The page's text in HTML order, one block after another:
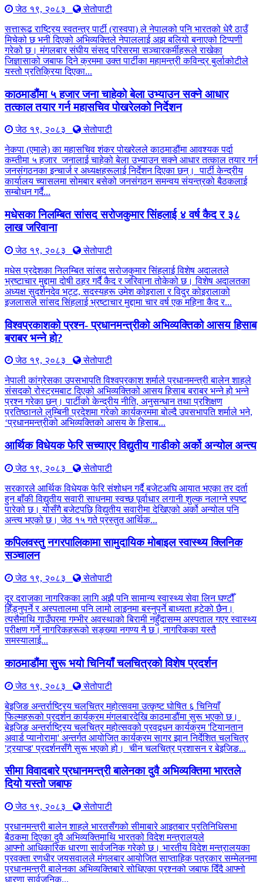
जेठ १९, २०८३
सेतोपाटी
सत्तारूढ राष्ट्रिय स्वतन्त्र पार्टी (रास्वपा) ले नेपालको पनि भारतको धेरै ठाउँ
मिचेको छ भनी दिएको अभिव्यक्तिले नेपाललाई अझ बलियो बनाएको टिप्पणी
गरेको छ। मंगलबार संघीय संसद परिसरमा सञ्चारकर्मीहरूले राखेका
जिज्ञासाको जबाफ दिने क्रममा उक्त पार्टीका महामन्त्री कविन्द्र बुर्लाकोटीले
यस्तो प्रतिक्रिया दिएका...
काठमाडौंमा ५ हजार जना चाहेको बेला उभ्याउन सक्ने आधार
तत्काल तयार गर्न महासचिव पोखरेलको निर्देशन
जेठ १९, २०८३
सेतोपाटी
नेकपा (एमाले) का महासचिव शंकर पोखरेलले काठमाडौंमा आवश्यक पर्दा
कम्तीमा ५ हजार जनालाई चाहेको बेला उभ्याउन सक्ने आधार तत्काल तयार गर्न
जनसंगठनका इन्चार्ज र अध्यक्षहरूलाई निर्देशन दिएका छन्। पार्टी केन्द्रीय
कार्यालय च्यासलमा सोमबार बसेको जनसंगठन समन्वय संयन्त्रको बैठकलाई
सम्बोधन गर्दै...
मधेसका निलम्बित सांसद सरोजकुमार सिंहलाई ४ वर्ष कैद र ३८
लाख जरिवाना
जेठ १९, २०८३
सेतोपाटी
मधेस प्रदेशका निलम्बित सांसद सरोजकुमार सिंहलाई विशेष अदालतले
भ्रष्टाचार मुद्दामा दोषी ठहर गर्दै कैद र जरिवाना तोकेको छ। विशेष अदालतका
अध्यक्ष सुदर्शनदेव भट्ट, सदस्यहरू उमेश कोइराला र विदुर कोइरालाको
इजलासले सांसद सिंहलाई भ्रष्टाचार मुद्दामा चार वर्ष एक महिना कैद र...
विश्वप्रकाशको प्रश्न- प्रधानमन्त्रीको अभिव्यक्तिको आसय हिसाब
बराबर भन्ने हो?
जेठ १९, २०८३
सेतोपाटी
नेपाली कांग्रेसका उपसभापति विश्वप्रकाश शर्माले प्रधानमन्त्री बालेन शाहले
संसदको रोस्ट्रमबाट दिएको अभिव्यक्तिको आसय हिसाब बराबर भन्ने हो भन्ने
प्रश्न गरेका छन्। पार्टीको केन्द्रीय नीति, अनुसन्धान तथा प्रशिक्षण
प्रतिष्ठानले लुम्बिनी प्रदेशमा गरेको कार्यक्रममा बोल्दै उपसभापति शर्माले भने,
‘प्रधानमन्त्रीको अभिव्यक्तिको आसय के हिसाब...
आर्थिक विधेयक फेरि सच्याएर विद्युतीय गाडीको अर्को अन्योल अन्त्य
जेठ १९, २०८३
सेतोपाटी
सरकारले आर्थिक विधेयक फेरि संशोधन गर्दै बजेटअघि आयात भएका तर दर्ता
हुन बाँकी विद्युतीय सवारी साधनमा स्वच्छ पूर्वाधार लगानी शुल्क नलाग्ने स्पष्ट
पारेको छ। योसँगै बजेटपछि विद्युतीय सवारीमा देखिएको अर्को अन्योल पनि
अन्त्य भएको छ। जेठ १५ गते प्रस्तुत आर्थिक...
कपिलवस्तु नगरपालिकामा सामुदायिक मोबाइल स्वास्थ्य क्लिनिक
सञ्चालन
जेठ १९, २०८३
सेतोपाटी
दूर दराजका नागरिकका लागि अझै पनि सामान्य स्वास्थ्य सेवा लिन घण्टौँ
हिँड्नुपर्ने र अस्पतालमा पनि लामो लाइनमा बस्नुपर्ने बाध्यता हटेको छैन।
त्यसैमाथि गाउँघरमा गम्भीर अवस्थाको बिरामी नहुँदासम्म अस्पताल गएर स्वास्थ्य
परीक्षण गर्ने नागरिकहरूको सङ्ख्या नगण्य नै छ। नागरिकका यस्तै
समस्यालाई...
काठमाडौंमा सुरू भयो चिनियाँ चलचित्रको विशेष प्रदर्शन
जेठ १९, २०८३
सेतोपाटी
बेइजिङ अन्तर्राष्ट्रिय चलचित्र महोत्सवमा उत्कृष्ट घोषित ६ चिनियाँ
फिल्महरूको प्रदर्शन कार्यक्रम मंगलबारदेखि काठमाडौंमा सुरू भएको छ।
बेइजिङ अन्तर्राष्ट्रिय चलचित्र महोत्सवको प्रवद्र्धन कार्यक्रम 'टियानतान
अवार्ड प्यानोरामा' अन्तर्गत आयोजित कार्यक्रम सागर झान निर्देशित चलचित्र
'ट्रयाप्ड' प्रदर्शनसँगै सुरू भएको हो। चीन चलचित्र प्रशासन र बेइजिङ...
सीमा विवादबारे प्रधानमन्त्री बालेनका दुवै अभिव्यक्तिमा भारतले
दियो यस्तो जबाफ
जेठ १९, २०८३
सेतोपाटी
प्रधानमन्त्री बालेन शाहले भारतसँगको सीमाबारे आइतबार प्रतिनिधिसभा
बैठकमा दिएका दुवै अभिव्यक्तिमाथि भारतको विदेश मन्त्रालयले
आफ्नो आधिकारिक धारणा सार्वजनिक गरेको छ। भारतीय विदेश मन्त्रालयका
प्रवक्ता रणधीर जयसवालले मंगलबार आयोजित साप्ताहिक पत्रकार सम्मेलनमा
प्रधानमन्त्री बालेनका अभिव्यक्तिबारे सोधिएका प्रश्नको जबाफ दिँदै आफ्नो
धारणा सार्वजनिक...